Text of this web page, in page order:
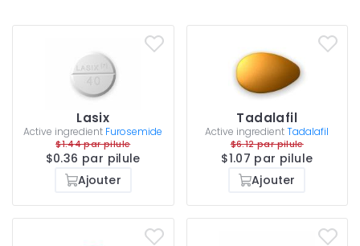
Lasix
Active ingredient Furosemide
$1.44 par pilule
$0.36 par pilule
Ajouter
Tadalafil
Active ingredientTadalafil
$6.12 par pilule
$1.07 par pilule
Ajouter